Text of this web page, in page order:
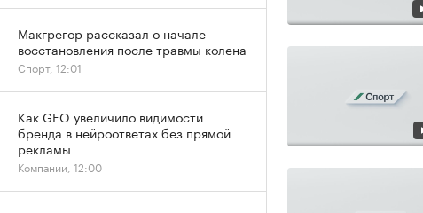
Макгрегор рассказал о начале
восстановления после травмы колена
Спорт, 12:01
Как GEO увеличило видимости
бренда в нейроответах без прямой
рекламы
Компании, 12:00